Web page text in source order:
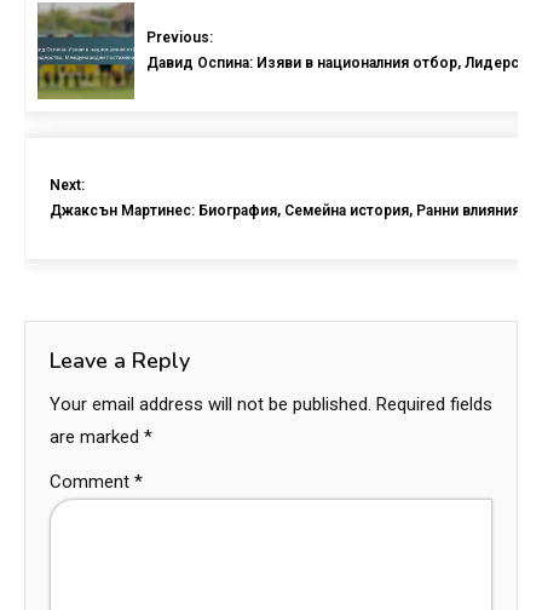
Previous:
Давид Оспина: Изяви в националния отбор,
Next:
Джаксън Мартинес: Биография, Семейна история, Ранни влияния
Leave a Reply
Your email address will not be published. Required fields
are marked *
Comment *